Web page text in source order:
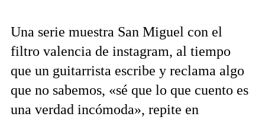
Una serie muestra San Miguel con el
filtro valencia de instagram, al tiempo
que un guitarrista escribe y reclama algo
que no sabemos, «sé que lo que cuento es
una verdad incómoda», repite en